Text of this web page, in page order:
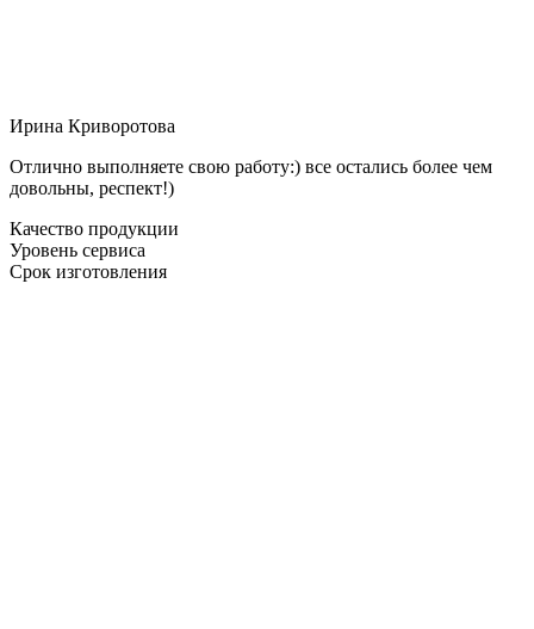
Ирина Криворотова
Отлично выполняете свою работу:) все остались более чем
довольны, респект!)
Качество продукции
Уровень сервиса
Срок изготовления